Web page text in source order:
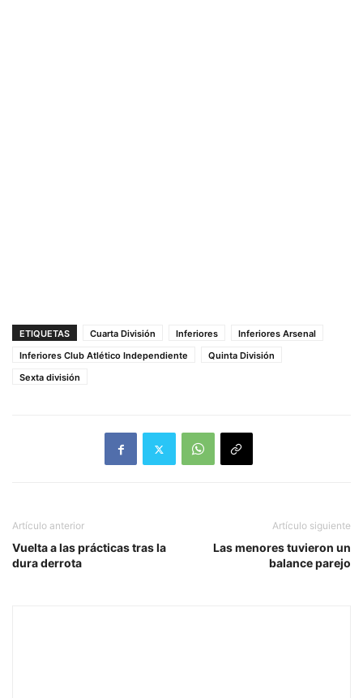
ETIQUETAS Cuarta División Inferiores
Inferiores Arsenal
Inferiores Club Atlético Independiente
Quinta División
Sexta división
Artículo anterior
Vuelta a las prácticas tras la
dura derrota
Artículo siguiente
Las menores tuvieron un
balance parejo